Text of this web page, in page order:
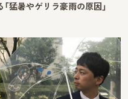
「猛暑やゲリラ豪雨の原因」